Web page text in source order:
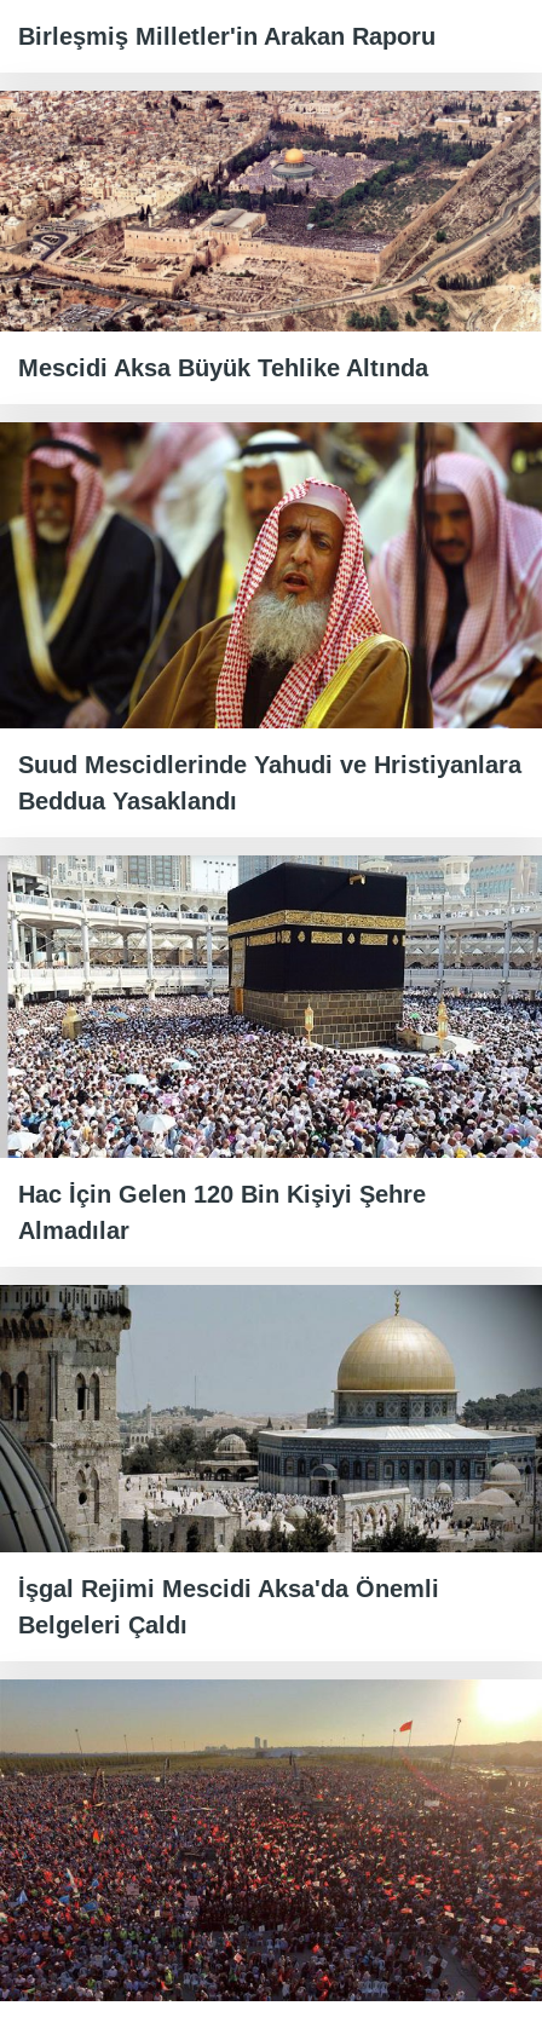
Birleşmiş Milletler'in Arakan Raporu
Mescidi Aksa Büyük Tehlike Altında
Suud Mescidlerinde Yahudi ve Hristiyanlara
Beddua Yasaklandı
Hac İçin Gelen 120 Bin Kişiyi Şehre
Almadılar
İşgal Rejimi Mescidi Aksa'da Önemli
Belgeleri Çaldı